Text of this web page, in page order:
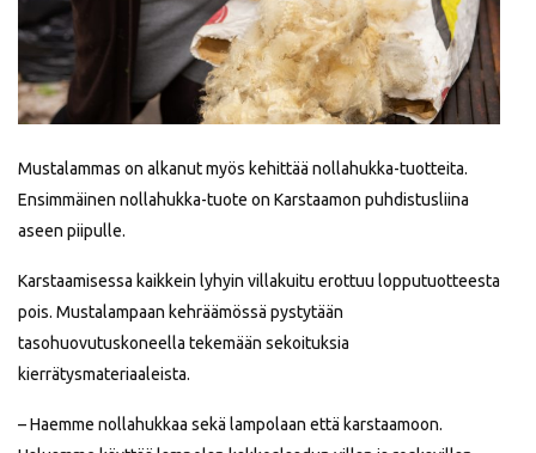
Mustalammas on alkanut myös kehittää nollahukka-tuotteita.
Ensimmäinen nollahukka-tuote on Karstaamon puhdistusliina
aseen piipulle.
Karstaamisessa kaikkein lyhyin villakuitu erottuu lopputuotteesta
pois. Mustalampaan kehräämössä pystytään
tasohuovutuskoneella tekemään sekoituksia
kierrätysmateriaaleista.
– Haemme nollahukkaa sekä lampolaan että karstaamoon.